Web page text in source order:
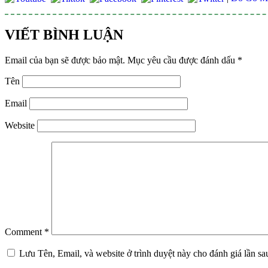
VIẾT BÌNH LUẬN
Email của bạn sẽ được bảo mật. Mục yêu cầu được đánh dấu *
Tên
Email
Website
Comment *
Lưu Tên, Email, và website ở trình duyệt này cho đánh giá lần